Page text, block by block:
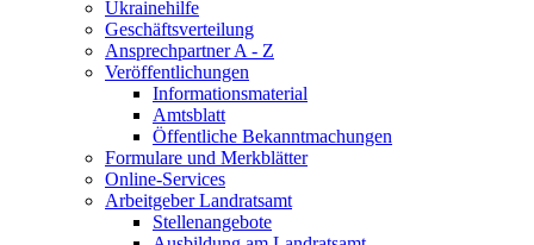
Ukrainehilfe
Geschäftsverteilung
Ansprechpartner A - Z
Veröffentlichungen
Informationsmaterial
Amtsblatt
Öffentliche Bekanntmachungen
Formulare und Merkblätter
Online-Services
Arbeitgeber Landratsamt
Stellenangebote